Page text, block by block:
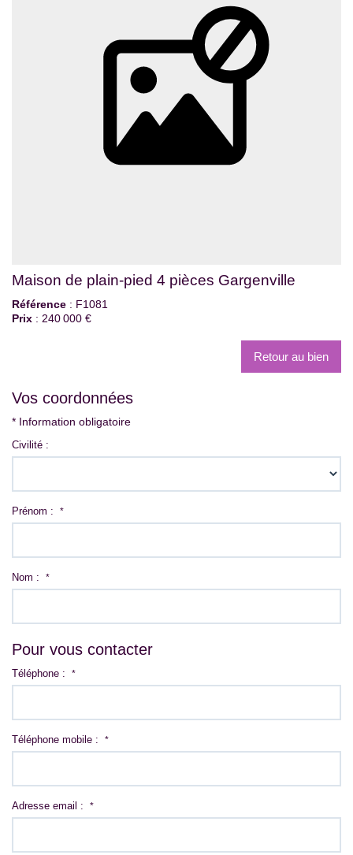
Maison de plain-pied 4 pièces Gargenville
Référence : F1081
Prix : 240 000 €
Retour au bien
Vos coordonnées
* Information obligatoire
Civilité :
Prénom : *
Nom : *
Pour vous contacter
Téléphone : *
Téléphone mobile : *
Adresse email : *